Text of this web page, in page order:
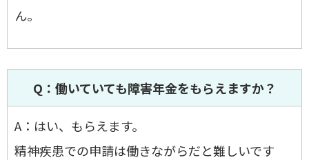
ん。
Q：働いていても障害年金をもらえますか？
A：はい、もらえます。
精神疾患での申請は働きながらだと難しいです